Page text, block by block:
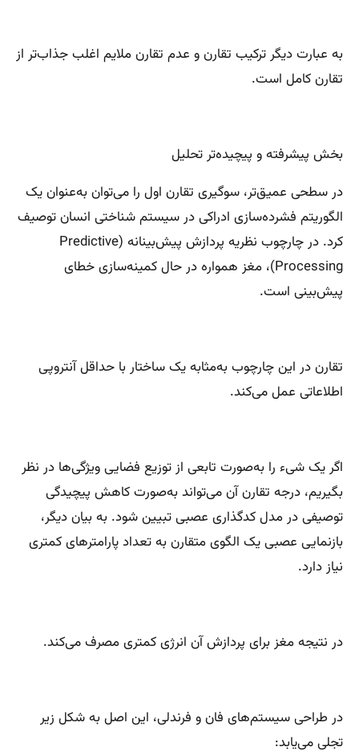
به عبارت دیگر ترکیب تقارن و عدم تقارن ملایم اغلب جذاب‌تر از
تقارن کامل است.
بخش پیشرفته و پیچیده‌تر تحلیل
در سطحی عمیق‌تر، سوگیری تقارن اول را می‌توان به‌عنوان یک
الگوریتم فشرده‌سازی ادراکی در سیستم شناختی انسان توصیف
کرد. در چارچوب نظریه پردازش پیش‌بینانه (Predictive
Processing)، مغز همواره در حال کمینه‌سازی خطای
پیش‌بینی است.
تقارن در این چارچوب به‌مثابه یک ساختار با حداقل آنتروپی
اطلاعاتی عمل می‌کند.
اگر یک شیء را به‌صورت تابعی از توزیع فضایی ویژگی‌ها در نظر
بگیریم، درجه تقارن آن می‌تواند به‌صورت کاهش پیچیدگی
توصیفی در مدل کدگذاری عصبی تبیین شود. به بیان دیگر،
بازنمایی عصبی یک الگوی متقارن به تعداد پارامترهای کمتری
نیاز دارد.
در نتیجه مغز برای پردازش آن انرژی کمتری مصرف می‌کند.
در طراحی سیستم‌های فان و فرندلی، این اصل به شکل زیر
تجلی می‌یابد: